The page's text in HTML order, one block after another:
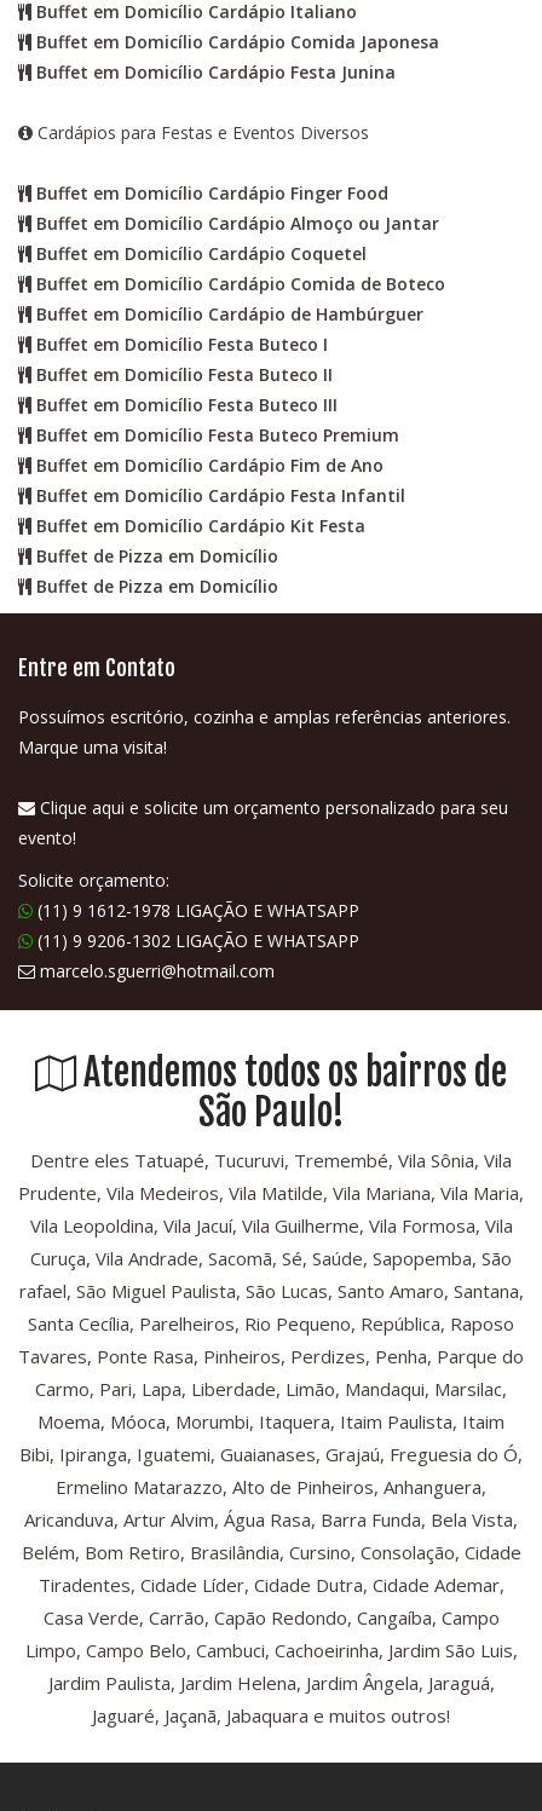
Buffet em Domicílio Cardápio Italiano
Buffet em Domicílio Cardápio Comida Japonesa
Buffet em Domicílio Cardápio Festa Junina
Cardápios para Festas e Eventos Diversos
Buffet em Domicílio Cardápio Finger Food
Buffet em Domicílio Cardápio Almoço ou Jantar
Buffet em Domicílio Cardápio Coquetel
Buffet em Domicílio Cardápio Comida de Boteco
Buffet em Domicílio Cardápio de Hambúrguer
Buffet em Domicílio Festa Buteco I
Buffet em Domicílio Festa Buteco II
Buffet em Domicílio Festa Buteco III
Buffet em Domicílio Festa Buteco Premium
Buffet em Domicílio Cardápio Fim de Ano
Buffet em Domicílio Cardápio Festa Infantil
Buffet em Domicílio Cardápio Kit Festa
Buffet de Pizza em Domicílio
Buffet de Pizza em Domicílio
Entre em Contato
Possuímos escritório, cozinha e amplas referências anteriores.
Marque uma visita!
Clique aqui e solicite um orçamento personalizado para seu
evento!
Solicite orçamento:
(11) 9 1612-1978 LIGAÇÃO E WHATSAPP
(11) 9 9206-1302 LIGAÇÃO E WHATSAPP
marcelo.sguerri@hotmail.com
Atendemos todos os bairros de
São Paulo!
Dentre eles Tatuapé, Tucuruvi, Tremembé, Vila Sônia, Vila
Prudente, Vila Medeiros, Vila Matilde, Vila Mariana, Vila Maria,
Vila Leopoldina, Vila Jacuí, Vila Guilherme, Vila Formosa, Vila
Curuça, Vila Andrade, Sacomã, Sé, Saúde, Sapopemba, São
rafael, São Miguel Paulista, São Lucas, Santo Amaro, Santana,
Santa Cecília, Parelheiros, Rio Pequeno, República, Raposo
Tavares, Ponte Rasa, Pinheiros, Perdizes, Penha, Parque do
Carmo, Pari, Lapa, Liberdade, Limão, Mandaqui, Marsilac,
Moema, Móoca, Morumbi, Itaquera, Itaim Paulista, Itaim
Bibi, Ipiranga, Iguatemi, Guaianases, Grajaú, Freguesia do Ó,
Ermelino Matarazzo, Alto de Pinheiros, Anhanguera,
Aricanduva, Artur Alvim, Água Rasa, Barra Funda, Bela Vista,
Belém, Bom Retiro, Brasilândia, Cursino, Consolação, Cidade
Tiradentes, Cidade Líder, Cidade Dutra, Cidade Ademar,
Casa Verde, Carrão, Capão Redondo, Cangaíba, Campo
Limpo, Campo Belo, Cambuci, Cachoeirinha, Jardim São Luis,
Jardim Paulista, Jardim Helena, Jardim Ângela, Jaraguá,
Jaguaré, Jaçanã, Jabaquara e muitos outros!